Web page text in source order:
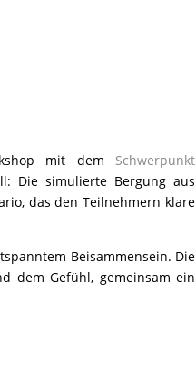
mit dem Schwerpunkt
Die simulierte Bergung aus
das den Teilnehmern klare
Beisammensein. Die
dem Gefühl, gemeinsam ein